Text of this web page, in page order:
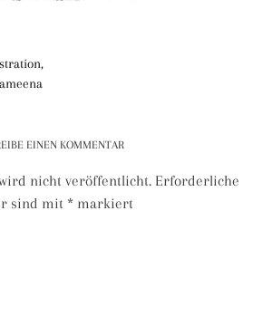
EINEN KOMMENTAR
nicht veröffentlicht. Erforderliche
sind mit *markiert